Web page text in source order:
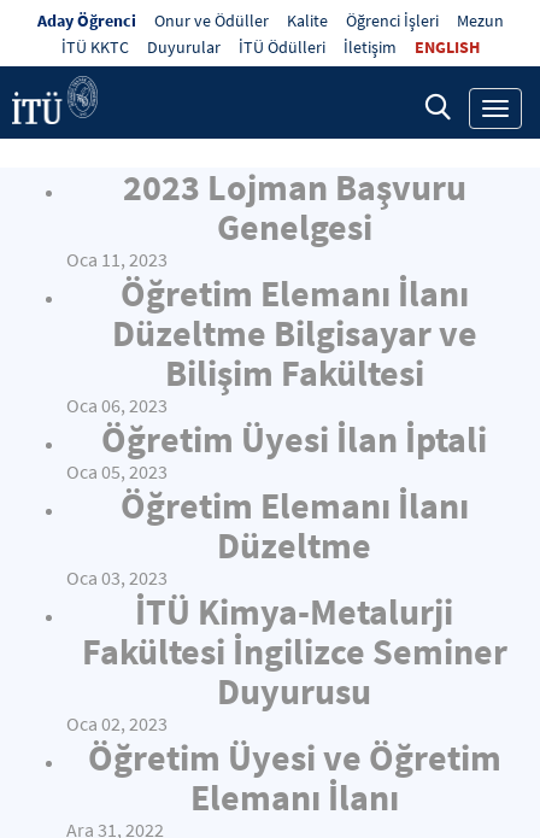
Aday Öğrenci Onur ve Ödüller Kalite Öğrenci İşleri
Mezun
İTÜ KKTC
Duyurular İTÜ Ödülleri İletişim ENGLISH
2023 Lojman Başvuru
Genelgesi
Oca 11, 2023
Öğretim Elemanı İlanı
Düzeltme Bilgisayar ve
Bilişim Fakültesi
Oca 06, 2023
Öğretim Üyesi İlan İptali
Oca 05, 2023
Öğretim Elemanı İlanı
Düzeltme
Oca 03, 2023
İTÜ Kimya-Metalurji
Fakültesi İngilizce Seminer
Duyurusu
Oca 02, 2023
Öğretim Üyesi ve Öğretim
Elemanı İlanı
Ara 31, 2022